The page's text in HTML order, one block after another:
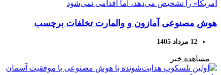
هوش مصنوعی آمازون و والمارت تخلفات برچسب
«ساخت آمریکا» را تشخیص می‌دهد، اما اقدامی نمی‌شود
12 مرداد 1405
مشاهده خبر